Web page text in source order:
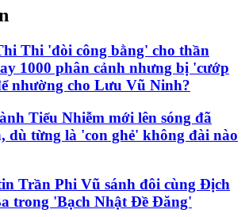
Thi 'đòi công bằng' cho thần
1000 phân cảnh nhưng bị 'cướp
nhường cho Lưu Vũ Ninh?
Tiểu Nhiễm mới lên sóng đã
dù từng là 'con ghẻ' không đài nào
Trần Phi Vũ sánh đôi cùng Địch
trong 'Bạch Nhật Đề Đăng'